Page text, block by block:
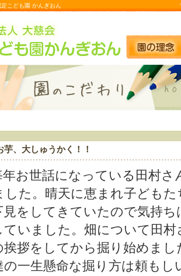
こども園 かんぎおん
芋、大しゅうかく！！
お世話になっている田村さ
した。晴天に恵まれ子ども
見をしてきていたので気持
ていました。畑について田
挨拶をしてから掘り始めま
の一生懸命な掘り方は頼も